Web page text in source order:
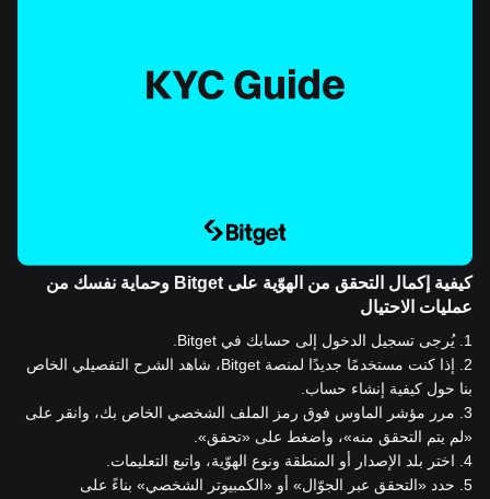
كيفية إكمال التحقق من الهوّية على Bitget وحماية نفسك من
عمليات الاحتيال
1
.يُرجى تسجيل الدخول إلى حسابك في Bitget.
2
إذا كنت مستخدمًا جديدًا لمنصة Bitget، شاهد الشرح التفصيلي الخاص
بنا حول كيفية إنشاء حساب.
3 مرر مؤشر الماوس فوق رمز الملف الشخصي الخاص بك، وانقر على
«لم يتم التحقق منه»، واضغط على «تحقق».
4 اختر بلد الإصدار أو المنطقة ونوع الهوّية، واتبع التعليمات.
5 حدد «التحقق عبر الجوّال» أو «الكمبيوتر الشخصي» بناءً على